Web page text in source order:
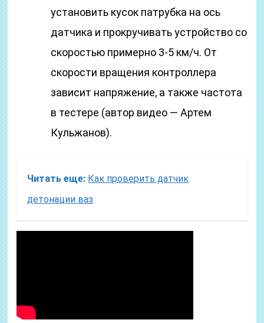
установить кусок патрубка на ось
датчика и прокручивать устройство со
скоростью примерно 3-5 км/ч. От
скорости вращения контроллера
зависит напряжение, а также частота
в тестере (автор видео — Артем
Кульжанов).
Читать еще: Как проверить датчик
детонации ваз